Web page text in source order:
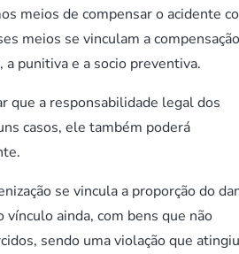
meios de compensar o acidente
meios se vinculam a compensação
punitiva e a socio preventiva.
que a responsabilidade legal dos
casos, ele também poderá
se vincula a proporção do
vínculo ainda, com bens que não
sendo uma violação que atingiu